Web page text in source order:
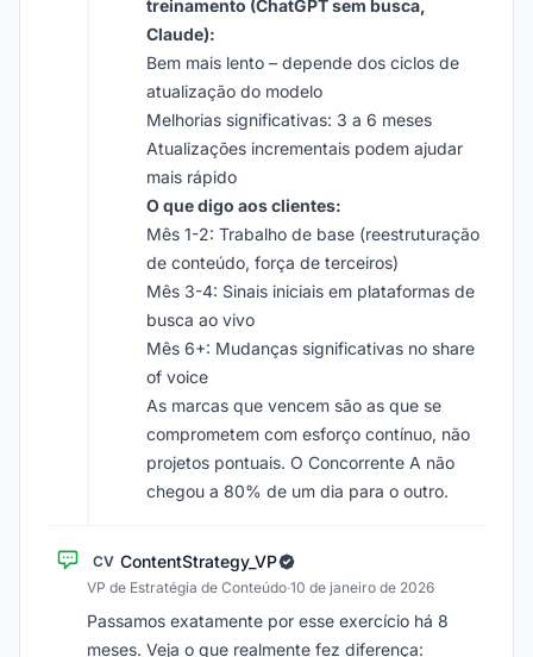
treinamento (ChatGPT sem busca,
Claude):
Bem mais lento – depende dos ciclos de
atualização do modelo
Melhorias significativas: 3 a 6 meses
Atualizações incrementais podem ajudar
mais rápido
O que digo aos clientes:
Mês 1-2: Trabalho de base (reestruturação
de conteúdo, força de terceiros)
Mês 3-4: Sinais iniciais em plataformas de
busca ao vivo
Mês 6+: Mudanças significativas no share
of voice
As marcas que vencem são as que se
comprometem com esforço contínuo, não
projetos pontuais. O Concorrente A não
chegou a 80% de um dia para o outro.
CV ContentStrategy_VP
VP de Estratégia de Conteúdo·10 de janeiro de 2026
Passamos exatamente por esse exercício há 8
meses. Veja o que realmente fez diferença: